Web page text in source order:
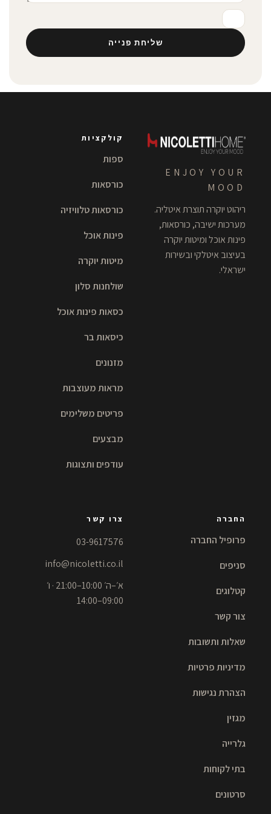
שליחת פנייה
ENJOY YOUR
MOOD
ריהוט יוקרה תוצרת איטליה.
מערכות ישיבה, כורסאות,
פינות אוכל ומיטות יוקרה
בעיצוב איטלקי ובשירות
ישראלי.
קולקציות
ספות
כורסאות
כורסאות טלוויזיה
פינות אוכל
מיטות יוקרה
שולחנות סלון
כסאות פינות אוכל
כיסאות בר
מזנונים
מראות מעוצבות
פריטים משלימים
מבצעים
עודפים ותצוגות
החברה
פרופיל החברה
סניפים
קטלוגים
צור קשר
שאלות ותשובות
מדיניות פרטיות
הצהרת נגישות
מגזין
גלרייה
בתי לקוחות
סרטונים
צרו קשר
03-9617576
info@nicoletti.co.il
א׳–ה׳ 10:00–21:00 · ו׳
09:00–14:00